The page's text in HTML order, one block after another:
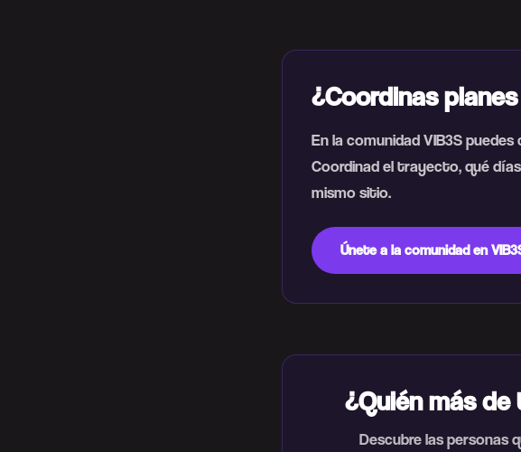
¿Coordinas
En la comunidad VIB3S
Coordinad el trayecto, qué
mismo sitio.
Únete a la comunidad en
¿Quién más
Descubre las personas